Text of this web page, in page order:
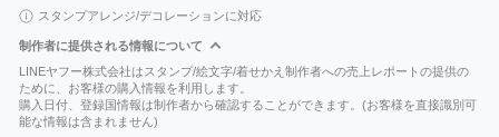
スタンプアレンジ/デコレーションに対応
制作者に提供される情報について
LINEヤフー株式会社はスタンプ/絵文字/着せかえ制作者への売上レポートの提供の
ために、お客様の購入情報を利用します。
購入日付、登録国情報は制作者から確認することができます。(お客様を直接識別可
能な情報は含まれません)